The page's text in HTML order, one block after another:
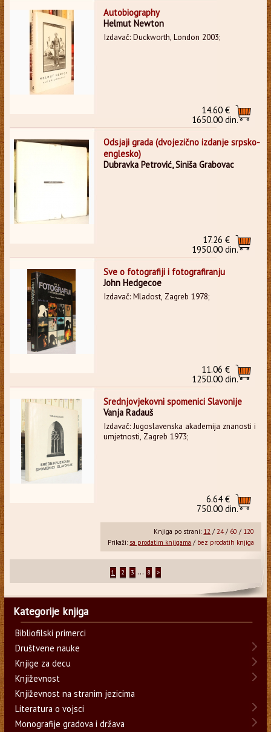
Autobiography
Helmut Newton
Izdavač: Duckworth, London 2003;
14.60 €
1650.00 din.
Odsjaji grada (dvojezično izdanje srpsko-
englesko)
Dubravka Petrović, Siniša Grabovac
17.26 €
1950.00 din.
Sve o fotografiji i fotografiranju
John Hedgecoe
Izdavač: Mladost, Zagreb 1978;
11.06 €
1250.00 din.
Srednjovjekovni spomenici Slavonije
Vanja Radauš
Izdavač: Jugoslavenska akademija znanosti i
umjetnosti, Zagreb 1973;
6.64 €
750.00 din.
Knjiga po strani: 12 /24/ 60 / 120
Prikaži: sa prodatim knjigama / bez prodatih knjiga
1 2 3 ... 8 >
Kategorije knjiga
Bibliofilski primerci
Društvene nauke
Knjige za decu
Književnost
Književnost na stranim jezicima
Literatura o vojsci
Monografije gradova i država